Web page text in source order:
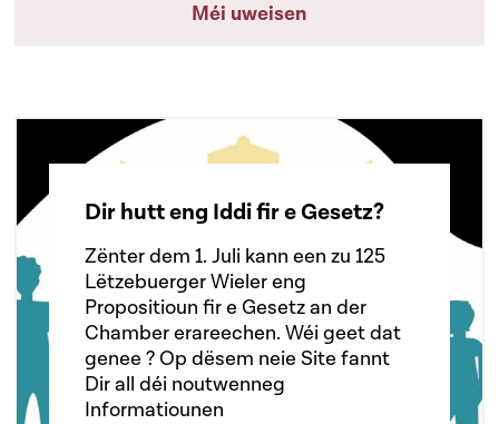
Méi uweisen
Dir hutt eng Iddi fir e Gesetz?
Zënter dem 1. Juli kann een zu 125
Lëtzebuerger Wieler eng
Propositioun fir e Gesetz an der
Chamber erareechen. Wéi geet dat
genee ? Op dësem neie Site fannt
Dir all déi noutwenneg
Informatiounen